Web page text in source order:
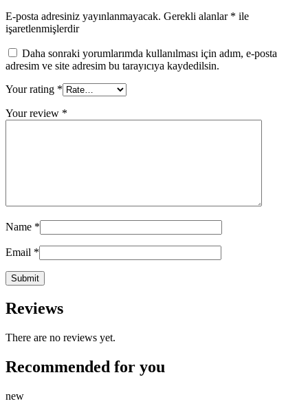
E-posta adresiniz yayınlanmayacak. Gerekli alanlar * ile
işaretlenmişlerdir
Daha sonraki yorumlarımda kullanılması için adım, e-posta
adresim ve site adresim bu tarayıcıya kaydedilsin.
Your rating *
Your review *
Name *
Email *
Reviews
There are no reviews yet.
Recommended for you
new